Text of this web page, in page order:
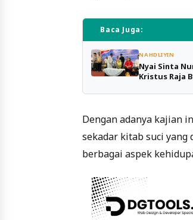
Baca Juga:
NAHDLIYIN
Nyai Sinta
Kristus Raja
Dengan adanya kajian
sekadar kitab suci yang
berbagai aspek